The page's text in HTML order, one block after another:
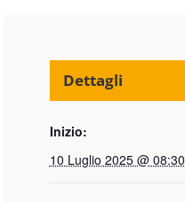
Dettagli
Inizio:
10 Luglio 2025 @ 08:30